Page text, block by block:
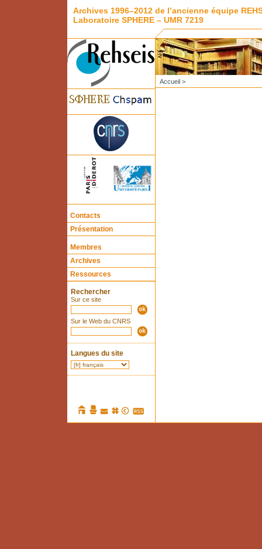
Archives 1996–2012 de l’ancienne équipe
Laboratoire SPHERE – UMR 7219
Contacts
Présentation
Membres
Archives
Ressources
Rechercher
Sur ce site
Sur le Web du CNRS
Langues du site
Accueil>